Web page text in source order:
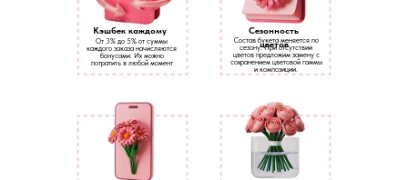
От 3% до 5% от суммы
каждого заказа начисляются
бонусами. Их можно
потратить в любой момент
Кэшбек каждому
Состав букета меняется по
сезону. При отсутствии
цветов предложим замену с
сохранением цветовой гаммы
и композиции.
Сезонность
цветов